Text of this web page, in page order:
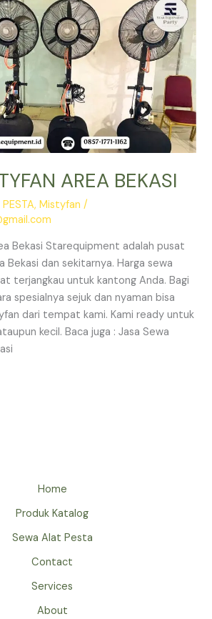
AREA BEKASI
,Mistyfan /
Bekasi Starequipment adalah pusat
Bekasi dan sekitarnya. Harga sewa
terjangkau untuk kantong Anda. Bagi
spesialnya sejuk dan nyaman bisa
dari tempat kami. Kami ready untuk
kecil. Baca juga : Jasa Sewa
Home
Produk Katalog
Sewa Alat Pesta
Contact
Services
About